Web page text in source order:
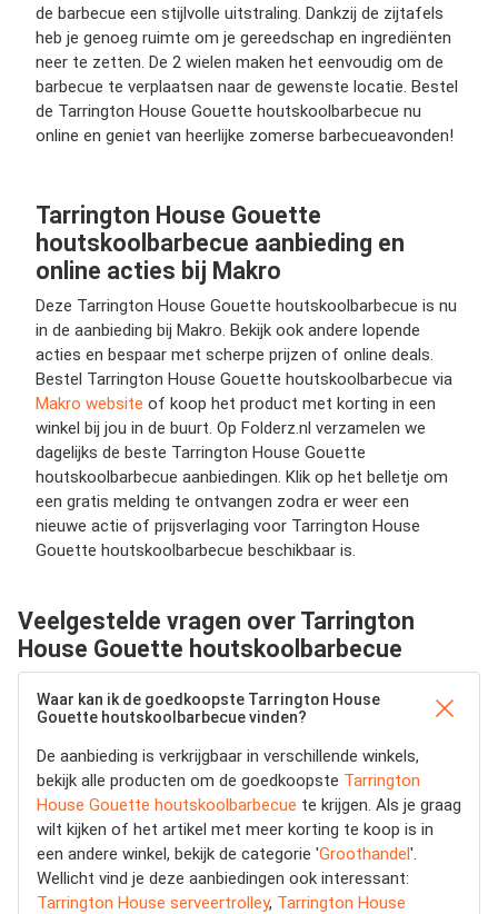
de barbecue een stijlvolle uitstraling. Dankzij de zijtafels
heb je genoeg ruimte om je gereedschap en ingrediënten
neer te zetten. De 2 wielen maken het eenvoudig om de
barbecue te verplaatsen naar de gewenste locatie. Bestel
de Tarrington House Gouette houtskoolbarbecue nu
online en geniet van heerlijke zomerse barbecueavonden!
Tarrington House Gouette
houtskoolbarbecue aanbieding en
online acties bij Makro
Deze Tarrington House Gouette houtskoolbarbecue is nu
in de aanbieding bij Makro. Bekijk ook andere lopende
acties en bespaar met scherpe prijzen of online deals.
Bestel Tarrington House Gouette houtskoolbarbecue via
Makro website of koop het product met korting in een
winkel bij jou in de buurt. Op Folderz.nl verzamelen we
dagelijks de beste Tarrington House Gouette
houtskoolbarbecue aanbiedingen. Klik op het belletje om
een gratis melding te ontvangen zodra er weer een
nieuwe actie of prijsverlaging voor Tarrington House
Gouette houtskoolbarbecue beschikbaar is.
Veelgestelde vragen over Tarrington
House Gouette houtskoolbarbecue
Waar kan ik de goedkoopste Tarrington House
Gouette houtskoolbarbecue vinden?
De aanbieding is verkrijgbaar in verschillende winkels,
bekijk alle producten om de goedkoopste Tarrington
House Gouette houtskoolbarbecue te krijgen. Als je graag
wilt kijken of het artikel met meer korting te koop is in
een andere winkel, bekijk de categorie 'Groothandel'.
Wellicht vind je deze aanbiedingen ook interessant:
Tarrington House serveertrolley, Tarrington House